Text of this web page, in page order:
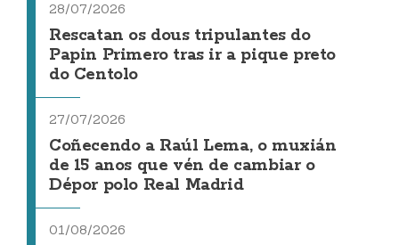
28/07/2026
Rescatan os dous tripulantes do
Papin Primero tras ir a pique preto
do Centolo
27/07/2026
Coñecendo a Raúl Lema, o muxián
de 15 anos que vén de cambiar o
Dépor polo Real Madrid
01/08/2026